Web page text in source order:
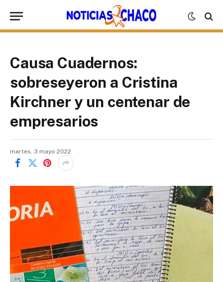
Causa Cuadernos:
sobreseyeron a Cristina
Kirchner y un centenar de
empresarios
martes, 3 mayo 2022